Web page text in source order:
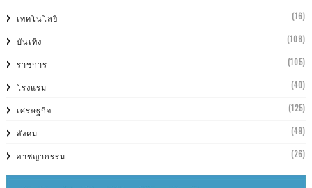
เทคโนโลยี (16)
บันเทิง (108)
ราชการ (105)
โรงแรม (40)
เศรษฐกิจ (125)
สังคม (49)
อาชญากรรม (26)